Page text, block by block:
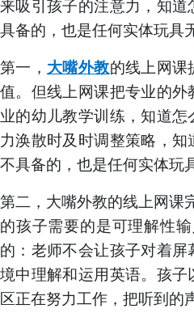
来吸引孩子的注意力，知
具备的，也是任何实体玩具
第一 ， 大嘴外教的线上网课
值。但线上网课把专业的
业的幼儿教学训练，知道
力涣散时及时调整策略，
不具备的，也是任何实体玩
第二 ，大嘴外教的线上网课
的孩子需要的是可理解性
的：老师不会让孩子对着
境中理解和运用英语。孩
区正在努力工作，把听到的